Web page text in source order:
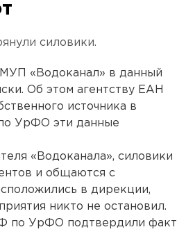
силовики.
«Водоканал» в данный
Об этом агентству ЕАН
источника в
УрФО эти данные
«Водоканала», силовики
и общаются с
в дирекции,
никто не остановил.
по УрФО подтвердили факт